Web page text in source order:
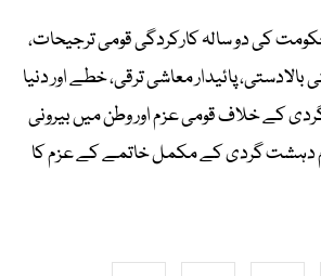
کی دو سالہ کارکردگی قومی ترجیحات،
پائیدار معاشی ترقی، خطے اور دنیا
کے خلاف قومی عزم اور وطن میں بیرونی
دہشت گردی کے مکمل خاتمے کے عزم کا